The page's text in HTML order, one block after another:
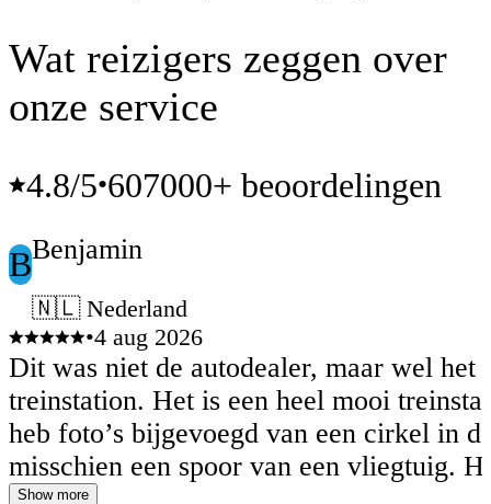
Wat reizigers zeggen over
onze service
4.8/5•607000+ beoordelingen
BBenjamin
🇳🇱 Nederland
•4 aug 2026
Dit was niet de autodealer, maar wel het
treinstation. Het is een heel mooi
heb foto’s bijgevoegd van een cirkel in
misschien een spoor van een vliegtuig.
Show more